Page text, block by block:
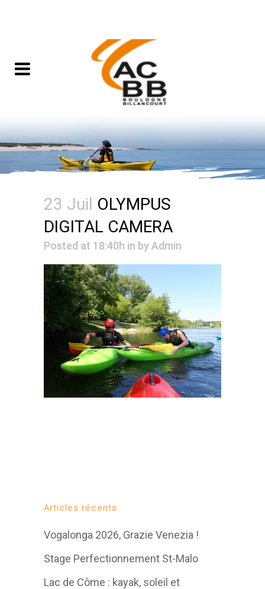
23 Juil OLYMPUS
DIGITAL CAMERA
Posted at 18:40h in byAdmin
Articles récents
Vogalonga 2026, Grazie Venezia !
Stage Perfectionnement St-Malo
Lac de Côme : kayak, soleil et